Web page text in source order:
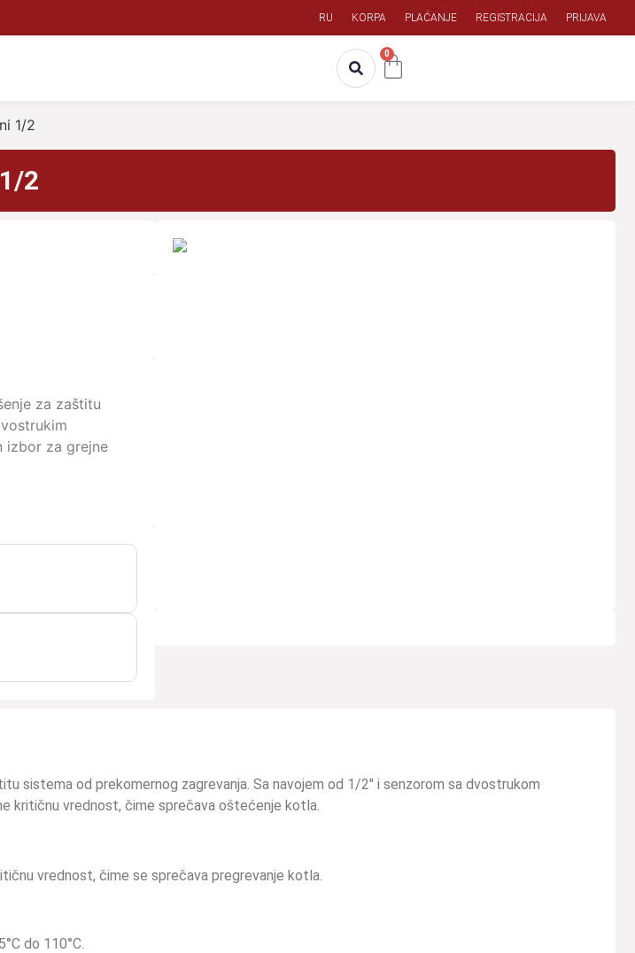
RU KORPA PLAĆANJE REGISTRACIJA PRIJAVA
0
1/2
2
za zaštitu
izbor za grejne
sistema od prekomernog zagrevanja. Sa navojem od 1/2″ i senzorom sa dvostrukom
kritičnu vrednost, čime sprečava oštećenje kotla.
vrednost, čime se sprečava pregrevanje kotla.
do 110°C.